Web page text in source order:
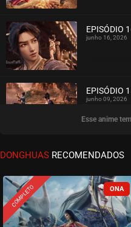
EPISÓDIO
junho 16, 2026
EPISÓDIO
junho 09, 2026
ASSISTIDO
EPISÓDIO 14
EPISÓDIO
junho 02, 2026
Esse anime
DONGHUAS RECOMENDADOS
COMPLETO